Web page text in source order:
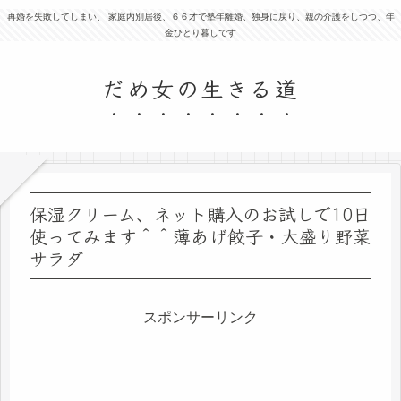
再婚を失敗してしまい、 家庭内別居後、６６才で塾年離婚、独身に戻り、親の介護をしつつ、年
金ひとり暮しです
だめ女の生きる道
保湿クリーム、ネット購入のお試しで10日
使ってみます＾＾薄あげ餃子・大盛り野菜
サラダ
スポンサーリンク